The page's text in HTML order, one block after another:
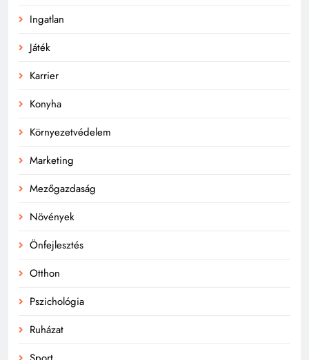
Ingatlan
Játék
Karrier
Konyha
Környezetvédelem
Marketing
Mezőgazdaság
Növények
Önfejlesztés
Otthon
Pszichológia
Ruházat